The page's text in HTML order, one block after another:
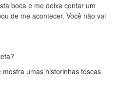
boca e me deixa contar um
de me acontecer. Você não vai
umas historinhas toscas